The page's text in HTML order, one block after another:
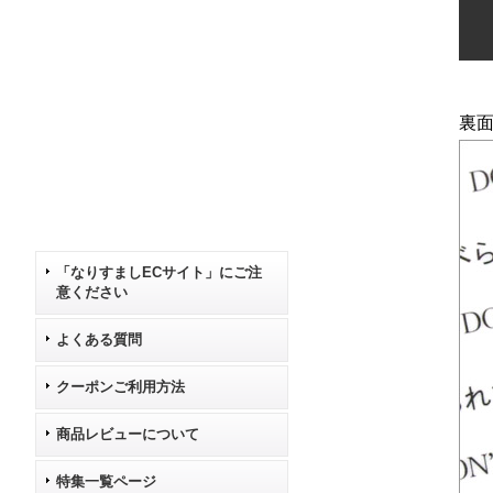
「なりすましECサイト」にご注
意ください
よくある質問
クーポンご利用方法
商品レビューについて
特集一覧ページ
裏面